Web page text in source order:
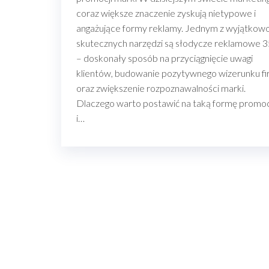
coraz większe znaczenie zyskują nietypowe i
angażujące formy reklamy. Jednym z
skutecznych narzędzi są słodycze reklamowe
– doskonały sposób na przyciągnięcie uwagi
klientów, budowanie pozytywnego wizerunku
oraz zwiększenie rozpoznawalności marki.
Dlaczego warto postawić na taką formę
i…